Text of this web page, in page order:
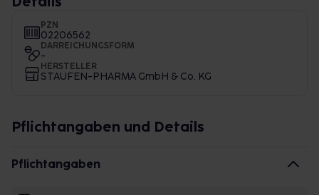
PZN
02206562
DARREICHUNGSFORM
-
HERSTELLER
STAUFEN-PHARMA GmbH & Co. KG
Pflichtangaben und Details
Pflichtangaben